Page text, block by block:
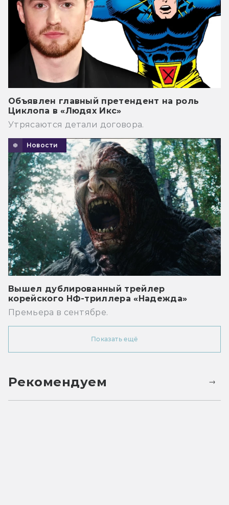
Объявлен главный претендент на роль
Циклопа в «Людях Икс»
Утрясаются детали договора.
Новости
Вышел дублированный трейлер
корейского НФ-триллера «Надежда»
Премьера в сентябре.
Показать ещё
Рекомендуем